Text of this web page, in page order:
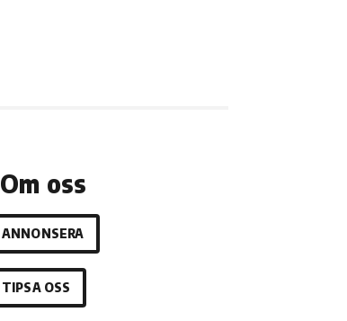
Om oss
ANNONSERA
TIPSA OSS